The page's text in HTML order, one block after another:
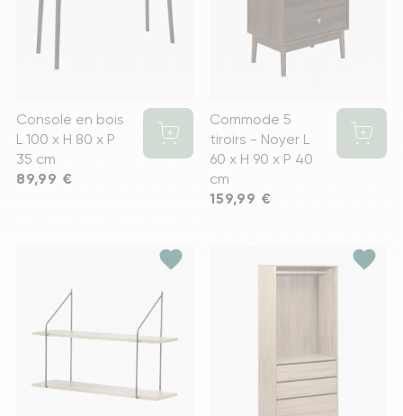
Console en bois
L 100 x H 80 x P
35 cm
Prix
89,99 €
Commode 5
tiroirs - Noyer L
60 x H 90 x P 40
cm
Prix
159,99 €
favorite favorite